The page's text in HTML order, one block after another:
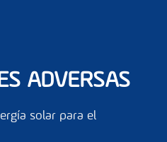
ADVERSAS
solar para el